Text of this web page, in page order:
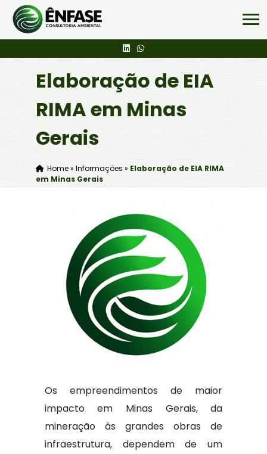
Elaboração de EIA
RIMA em Minas
Gerais
Home» Informações » Elaboração de EIA RIMA
em Minas Gerais
Os empreendimentos de maior
impacto em Minas Gerais, da
mineração às grandes obras de
infraestrutura, dependem de um